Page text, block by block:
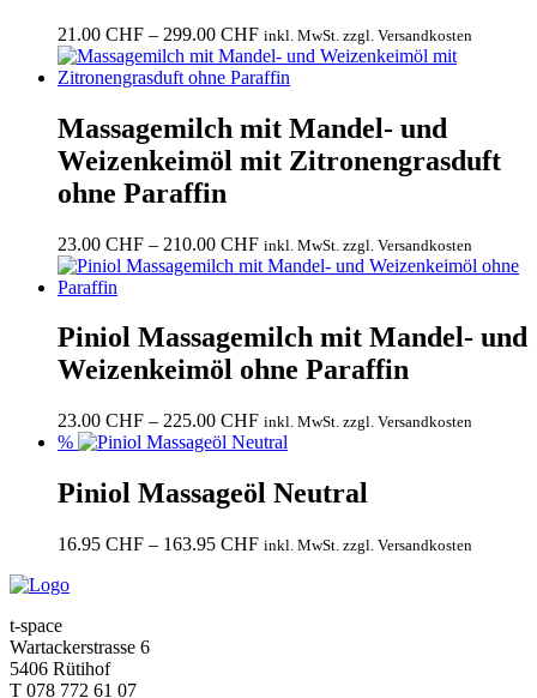
21.00 CHF – 299.00 CHFPreisspanne:
21.00 CHF
bis
inkl. MwSt. zzgl. Versandkosten
Massagemilch mit Mandel- und
Weizenkeimöl mit Zitronengrasduft
ohne Paraffin
23.00 CHF – 210.00 CHFPreisspanne:
23.00 CHF
inkl. MwSt. zzgl. Versandkosten
Piniol Massagemilch mit Mandel- und
Weizenkeimöl ohne Paraffin
23.00 CHF – 225.00 CHFPreisspanne:
23.00 CHF
225.00 CHF
inkl. MwSt. zzgl. Versandkosten
%
Piniol Massageöl Neutral
16.95 CHF – 163.95 CHFPreisspanne:
inkl. MwSt. zzgl. Versandkosten
t-space
Wartackerstrasse 6
5406 Rütihof
T 078 772 61 07